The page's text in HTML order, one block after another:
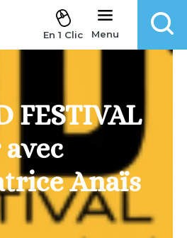
En 1 Clic Menu
FESTIVAL
Anaïs